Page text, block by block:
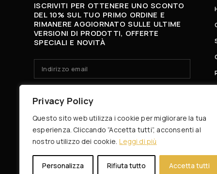
Privacy Policy
Questo sito web utilizza i cookie per migliorare la tua
esperienza. Cliccando “Accetta tutti”, acconsenti al
nostro utilizzo dei cookie. Leggi di più
Personalizza Rifiuta tutto Accetta tutti
ISCRIVITI PER OTTENERE UNO SCONTO
DEL 10% SUL TUO PRIMO ORDINE E
RIMANERE AGGIORNATO SULLE ULTIME
VERSIONI DI PRODOTTI, OFFERTE
SPECIALI E NOVITÀ